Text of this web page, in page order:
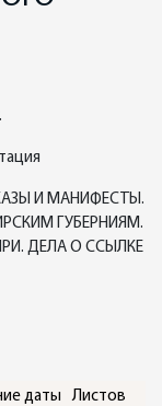
И МАНИФЕСТЫ.
ГУБЕРНИЯМ.
ДЕЛА О ССЫЛКЕ
даты Листов